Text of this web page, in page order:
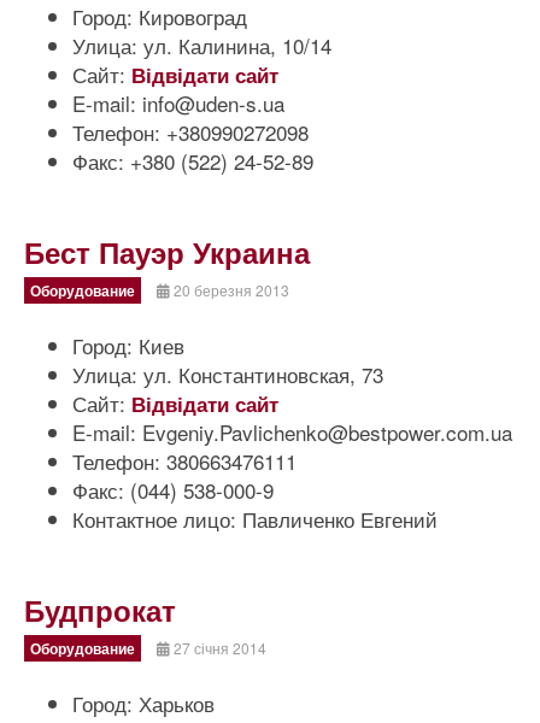
Город: Кировоград
Улица: ул. Калинина, 10/14
Сайт: Відвідати сайт
E-mail: info@uden-s.ua
Телефон: +380990272098
Факс: +380 (522) 24-52-89
Бест Пауэр Украина
Оборудование 20 березня 2013
Город: Киев
Улица: ул. Константиновская, 73
Сайт: Відвідати сайт
E-mail: Evgeniy.Pavlichenko@bestpower.com.ua
Телефон: 380663476111
Факс: (044) 538-000-9
Контактное лицо: Павличенко Евгений
Будпрокат
Оборудование 27 січня 2014
Город: Харьков